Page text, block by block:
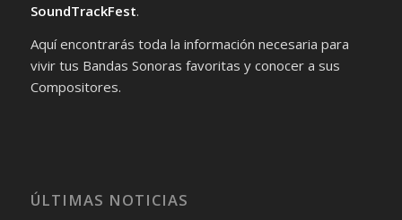
SoundTrackFest.
Aquí encontrarás toda la información necesaria para
vivir tus Bandas Sonoras favoritas y conocer a sus
Compositores.
ÚLTIMAS NOTICIAS